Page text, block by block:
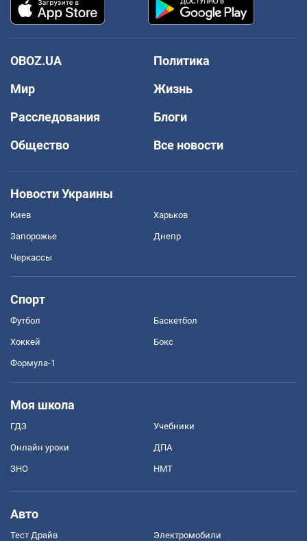
OBOZ.UA
Политика
Мир
Жизнь
Расследования
Блоги
Общество
Все новости
Новости Украины
Киев Харьков
Запорожье Днепр
Черкассы
Спорт
Футбол Баскетбол
Хоккей Бокс
Формула-1
Моя школа
ГДЗ Учебники
Онлайн уроки ДПА
ЗНО НМТ
Авто
Тест Драйв Электромобили